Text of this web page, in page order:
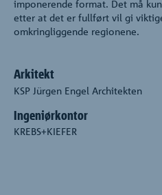
imponerende format. Det må
etter at det er fullført vil gi
omkringliggende regionene.
Arkitekt
KSP Jürgen Engel Architekten
Ingeniørkontor
KREBS+KIEFER